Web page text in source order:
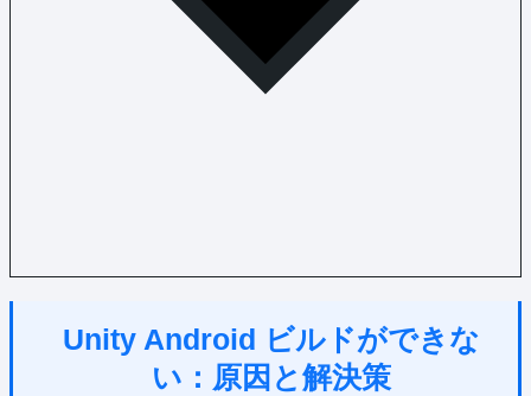
Unity Android ビルドができな
い：原因と解決策